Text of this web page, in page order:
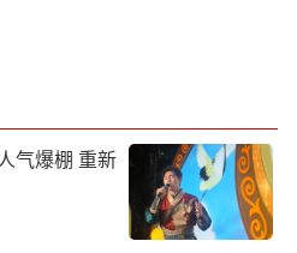
气爆棚 重新